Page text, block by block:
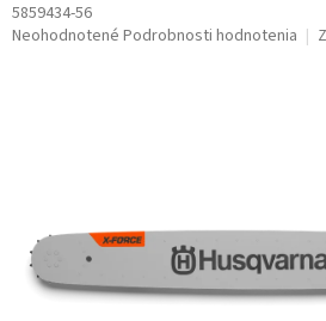
5859434-56
Priemerné hodnotenie produktu je 0,0 z 5
Neohodnotené Podrobnosti hodnotenia